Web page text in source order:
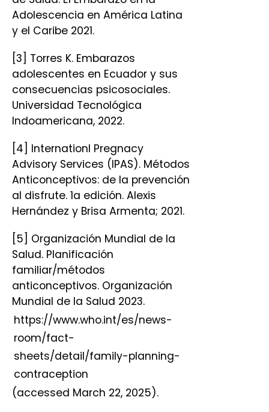
Adolescencia en América Latina
y el Caribe 2021.
[3] Torres K. Embarazos
adolescentes en Ecuador y sus
consecuencias psicosociales.
Universidad Tecnológica
Indoamericana, 2022.
[4] Internationl Pregnacy
Advisory Services (IPAS). Métodos
Anticonceptivos: de la prevención
al disfrute. 1a edición. Alexis
Hernández y Brisa Armenta; 2021.
[5] Organización Mundial de la
Salud. Planificación
familiar/métodos
anticonceptivos. Organización
Mundial de la Salud 2023.
https://www.who.int/es/news-
room/fact-
sheets/detail/family-planning-
contraception
(accessed March 22, 2025).